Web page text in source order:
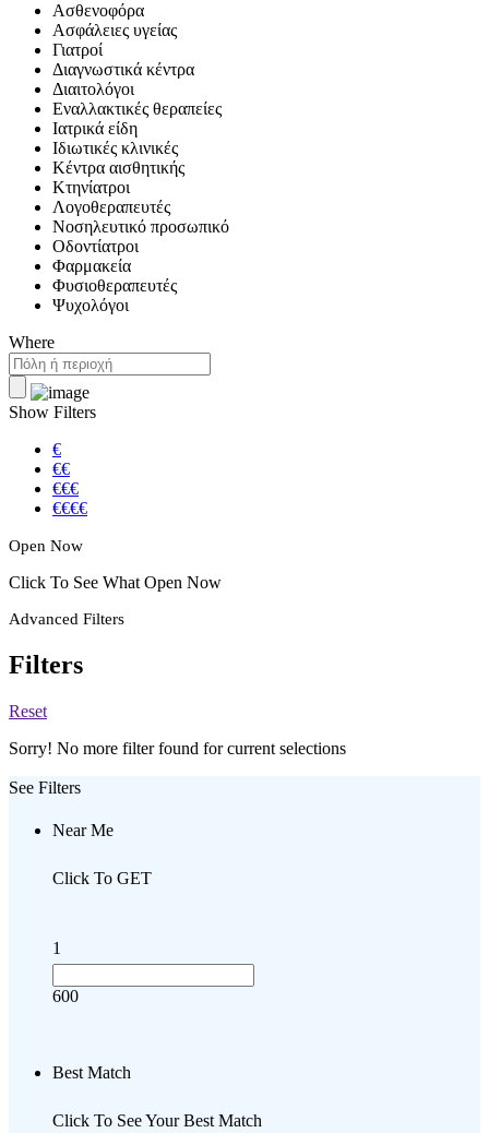
Ασθενοφόρα
Ασφάλειες υγείας
Γιατροί
Διαγνωστικά κέντρα
Διαιτολόγοι
Εναλλακτικές θεραπείες
Ιατρικά είδη
Ιδιωτικές κλινικές
Κέντρα αισθητικής
Κτηνίατροι
Λογοθεραπευτές
Νοσηλευτικό προσωπικό
Οδοντίατροι
Φαρμακεία
Φυσιοθεραπευτές
Ψυχολόγοι
Where
Show Filters
€
€€
€€€
€€€€
Open Now
Click To See What Open Now
Advanced Filters
Filters
Reset
Sorry! No more filter found for current selections
See Filters
Near Me
Click To GET
1
600
Best Match
Click To See Your Best Match